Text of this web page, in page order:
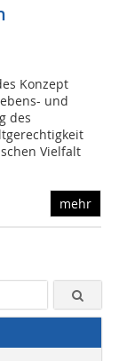
Konzept
und
des
Vielfalt
mehr